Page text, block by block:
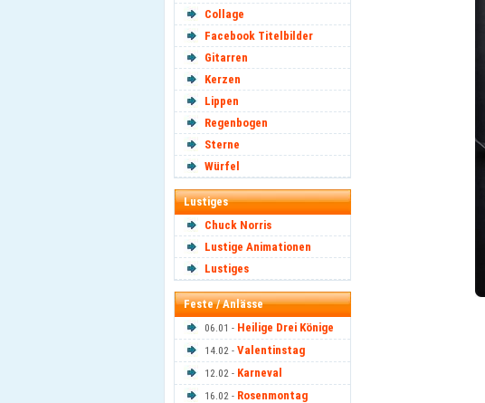
Collage
Facebook Titelbilder
Gitarren
Kerzen
Lippen
Regenbogen
Sterne
Würfel
Lustiges
Chuck Norris
Lustige Animationen
Lustiges
Feste / Anlässe
06.01 - Heilige Drei Könige
14.02 - Valentinstag
12.02 - Karneval
16.02 - Rosenmontag